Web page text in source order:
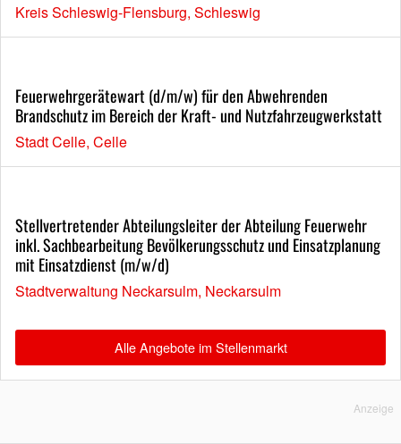
Kreis Schleswig-Flensburg, Schleswig
Feuerwehrgerätewart (d/m/w) für den Abwehrenden
Brandschutz im Bereich der Kraft- und Nutzfahrzeugwerkstatt
Stadt Celle, Celle
Stellvertretender Abteilungsleiter der Abteilung Feuerwehr
inkl. Sachbearbeitung Bevölkerungsschutz und Einsatzplanung
mit Einsatzdienst (m/w/d)
Stadtverwaltung Neckarsulm, Neckarsulm
Alle Angebote im Stellenmarkt
Anzeige